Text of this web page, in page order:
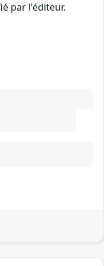
par l'éditeur.